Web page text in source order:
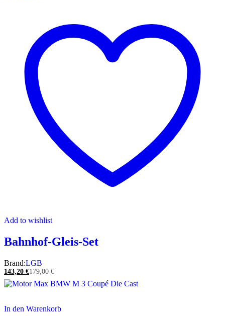
Add to wishlist
Bahnhof-Gleis-Set
Brand:LGB
143,20 €179,00€
In den Warenkorb